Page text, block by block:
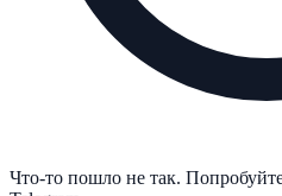
Что-то пошло не так.